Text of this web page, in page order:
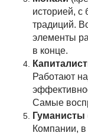
историей, с
традиций.
элементы
в конце.
Работают
Самые
Гуманисты
Компании,